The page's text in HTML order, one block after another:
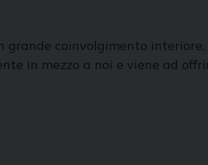
grande coinvolgimento
in mezzo a noi e viene ad